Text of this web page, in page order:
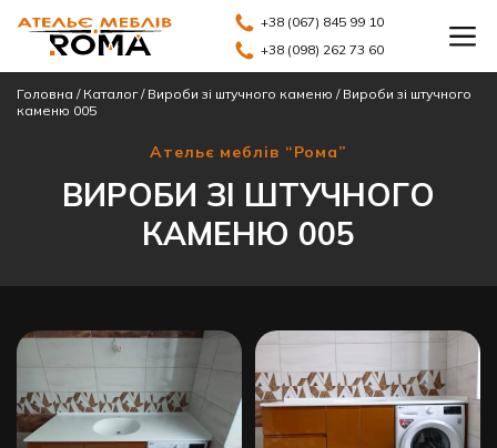
+38 (067) 845 99 10
+38 (098) 262 73 60
Головна / Каталог/ Вироби зі штучного каменю / Вироби зі штучного
каменю 005
Ательє меблів “Рома”
ВИРОБИ ЗІ ШТУЧНОГО
КАМЕНЮ 005